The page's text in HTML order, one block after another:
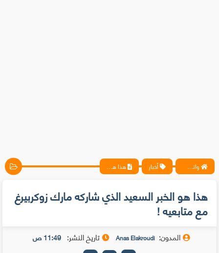
واتس آب ، فيسبوك ، أنترنت ، شروحات تقنية حصرية - المحترف أخبار هذا هو الخبر السعيد الذي شاركه مارك زوكربيرغ مع متابعيه !
هذا هو الخبر السعيد الذي شاركه مارك زوكربيرغ
مع متابعيه !
المدون: Anas Elakroudi تاريخ النشر: 11:49 ص